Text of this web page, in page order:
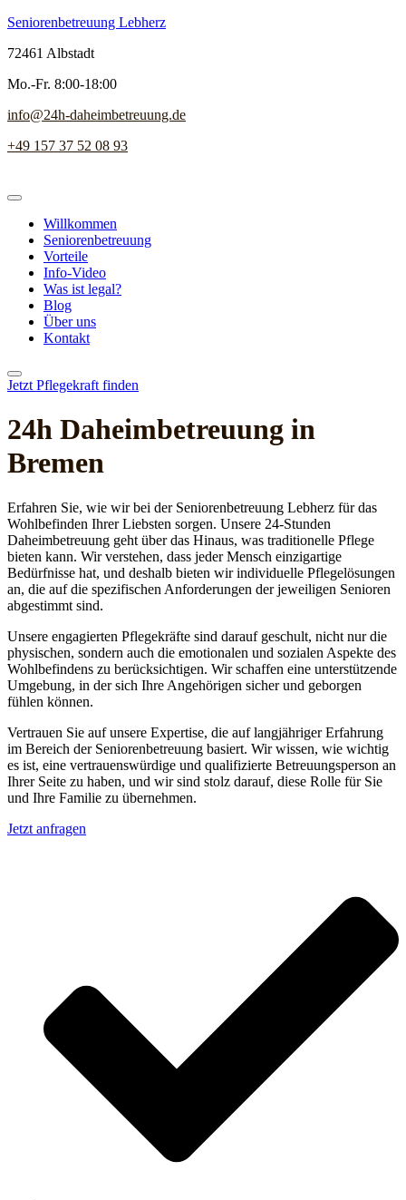
Seniorenbetreuung Lebherz
72461 Albstadt
Mo.-Fr. 8:00-18:00
info@24h-daheimbetreuung.de
+49 157 37 52 08 93
Willkommen
Seniorenbetreuung
Vorteile
Info-Video
Was ist legal?
Blog
Über uns
Kontakt
Jetzt Pflegekraft finden
24h Daheim­betreuung in
Bremen
Erfahren Sie, wie wir bei der Seniorenbetreuung Lebherz für das
Wohlbefinden Ihrer Liebsten sorgen. Unsere 24-Stunden
Daheimbetreuung geht über das Hinaus, was traditionelle Pflege
bieten kann. Wir verstehen, dass jeder Mensch einzigartige
Bedürfnisse hat, und deshalb bieten wir individuelle Pflegelösungen
an, die auf die spezifischen Anforderungen der jeweiligen Senioren
abgestimmt sind.
Unsere engagierten Pflegekräfte sind darauf geschult, nicht nur die
physischen, sondern auch die emotionalen und sozialen Aspekte des
Wohlbefindens zu berücksichtigen. Wir schaffen eine unterstützende
Umgebung, in der sich Ihre Angehörigen sicher und geborgen
fühlen können.
Vertrauen Sie auf unsere Expertise, die auf langjähriger Erfahrung
im Bereich der Seniorenbetreuung basiert. Wir wissen, wie wichtig
es ist, eine vertrauenswürdige und qualifizierte Betreuungsperson an
Ihrer Seite zu haben, und wir sind stolz darauf, diese Rolle für Sie
und Ihre Familie zu übernehmen.
Jetzt anfragen